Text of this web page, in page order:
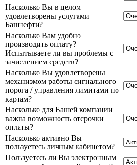
Насколько Вы в целом
удовлетворены услугами
Башнефти?
Насколько Вам удобно
производить оплату?
Испытываете ли вы проблемы с
зачислением средств?
Насколько Вы удовлетворены
механизмом работы сигнального
порога / управления лимитами по
картам?
Насколько для Вашей компании
важна возможность отсрочки
оплаты?
Насколько активно Вы
пользуетесь личным кабинетом?
Пользуетесь ли Вы электронным